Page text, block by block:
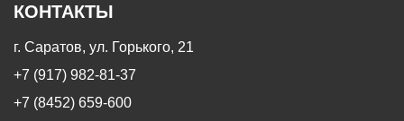
КОНТАКТЫ
г. Саратов, ул. Горького, 21
+7 (917) 982-81-37
+7 (8452) 659-600